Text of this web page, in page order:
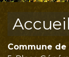
Commune de